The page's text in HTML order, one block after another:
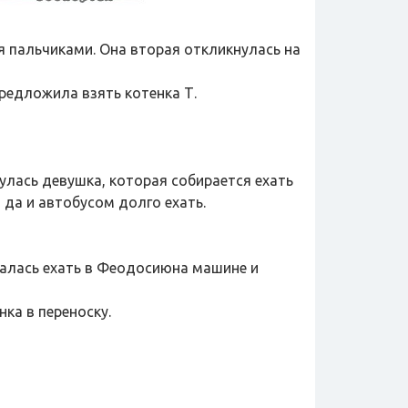
Она вторая откликнулась на
взять котенка Т.
девушка, которая собирается ехать
и автобусом долго ехать.
ехать в Феодосиюна машине и
в переноску.